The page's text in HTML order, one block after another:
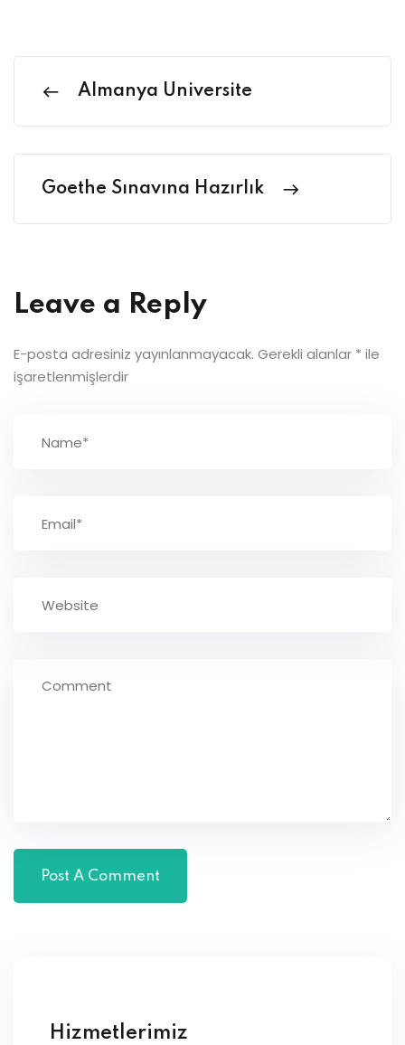
Almanya Üniversite
Goethe Sınavına Hazırlık
Leave a Reply
E-posta adresiniz yayınlanmayacak. Gerekli alanlar * ile
işaretlenmişlerdir
Hizmetlerimiz